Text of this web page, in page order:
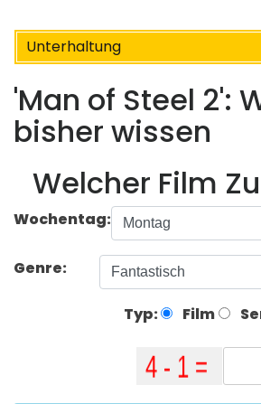
Unterhaltung
'Man of Steel 2':
bisher wissen
Welcher Film
Wochentag:
Genre:
Typ: Film